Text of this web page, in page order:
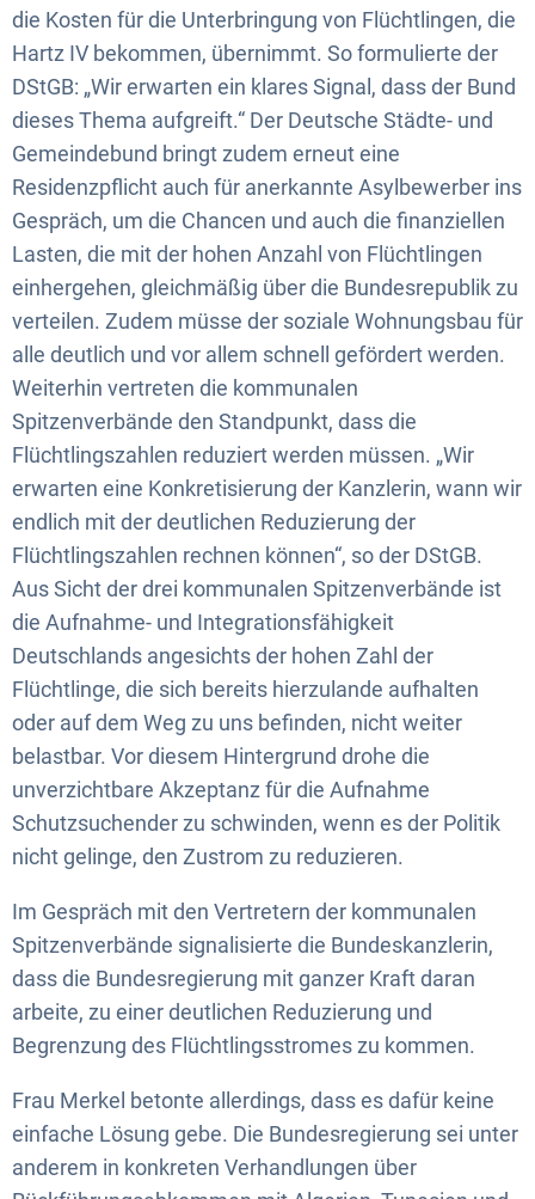
die Kosten für die Unterbringung von Flüchtlingen, die
Hartz IV bekommen, übernimmt. So formulierte der
DStGB: „Wir erwarten ein klares Signal, dass der Bund
dieses Thema aufgreift.“ Der Deutsche Städte- und
Gemeindebund bringt zudem erneut eine
Residenzpflicht auch für anerkannte Asylbewerber ins
Gespräch, um die Chancen und auch die finanziellen
Lasten, die mit der hohen Anzahl von Flüchtlingen
einhergehen, gleichmäßig über die Bundesrepublik zu
verteilen. Zudem müsse der soziale Wohnungsbau für
alle deutlich und vor allem schnell gefördert werden.
Weiterhin vertreten die kommunalen
Spitzenverbände den Standpunkt, dass die
Flüchtlingszahlen reduziert werden müssen. „Wir
erwarten eine Konkretisierung der Kanzlerin, wann wir
endlich mit der deutlichen Reduzierung der
Flüchtlingszahlen rechnen können“, so der DStGB.
Aus Sicht der drei kommunalen Spitzenverbände ist
die Aufnahme- und Integrationsfähigkeit
Deutschlands angesichts der hohen Zahl der
Flüchtlinge, die sich bereits hierzulande aufhalten
oder auf dem Weg zu uns befinden, nicht weiter
belastbar. Vor diesem Hintergrund drohe die
unverzichtbare Akzeptanz für die Aufnahme
Schutzsuchender zu schwinden, wenn es der Politik
nicht gelinge, den Zustrom zu reduzieren.
Im Gespräch mit den Vertretern der kommunalen
Spitzenverbände signalisierte die Bundeskanzlerin,
dass die Bundesregierung mit ganzer Kraft daran
arbeite, zu einer deutlichen Reduzierung und
Begrenzung des Flüchtlingsstromes zu kommen.
Frau Merkel betonte allerdings, dass es dafür keine
einfache Lösung gebe. Die Bundesregierung sei unter
anderem in konkreten Verhandlungen über